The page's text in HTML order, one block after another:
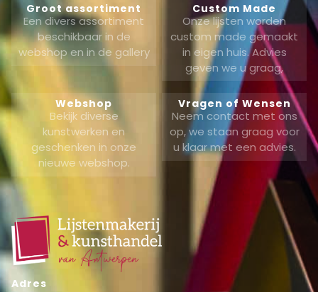
Groot assortiment
Een divers assortiment
beschikbaar in de
webshop en in de gallery
Custom Made
Onze lijsten worden
custom made gemaakt
in eigen huis. Advies
geven we u graag,
Webshop
Bekijk diverse
kunstwerken en
geschenken in onze
nieuwe webshop.
Vragen of Wensen
Neem contact met ons
op, we staan graag voor
u klaar met een advies.
Adres